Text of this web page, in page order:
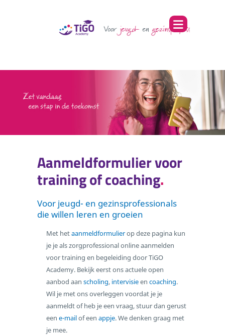
Aanmeldformulier voor
training of coaching
Voor jeugd- en gezinsprofessionals
die willen leren en groeien
Met hetaanmeldformulierop deze pagina kun
je je als zorgprofessional online aanmelden
voor training en begeleiding door TiGO
Academy. Bekijk eerst ons actuele open
aanbod aan scholing, intervisieen coaching.
Wil je met ons overleggen voordat je je
aanmeldt of heb je een vraag, stuur dan gerust
een e-mailof een appje. We denken graag met
je mee.
Scholing
Intervisie
Coaching
Incompany
Over TiGO Academy
Aanmelden
Houd mij op de hoogte